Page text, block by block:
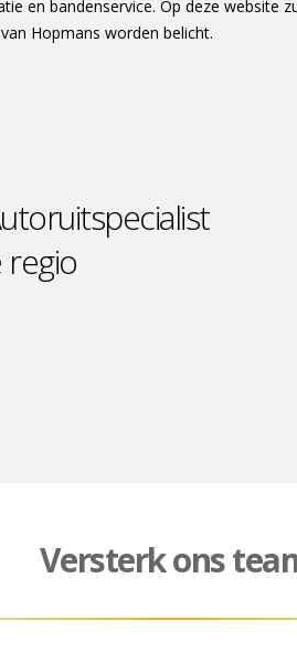
en bandenservice. Op deze website
Hopmans worden belicht.
regio
Versterkons